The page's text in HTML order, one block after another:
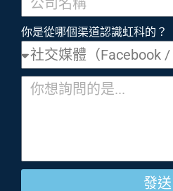
你是從哪個渠道認識虹科的？
發送